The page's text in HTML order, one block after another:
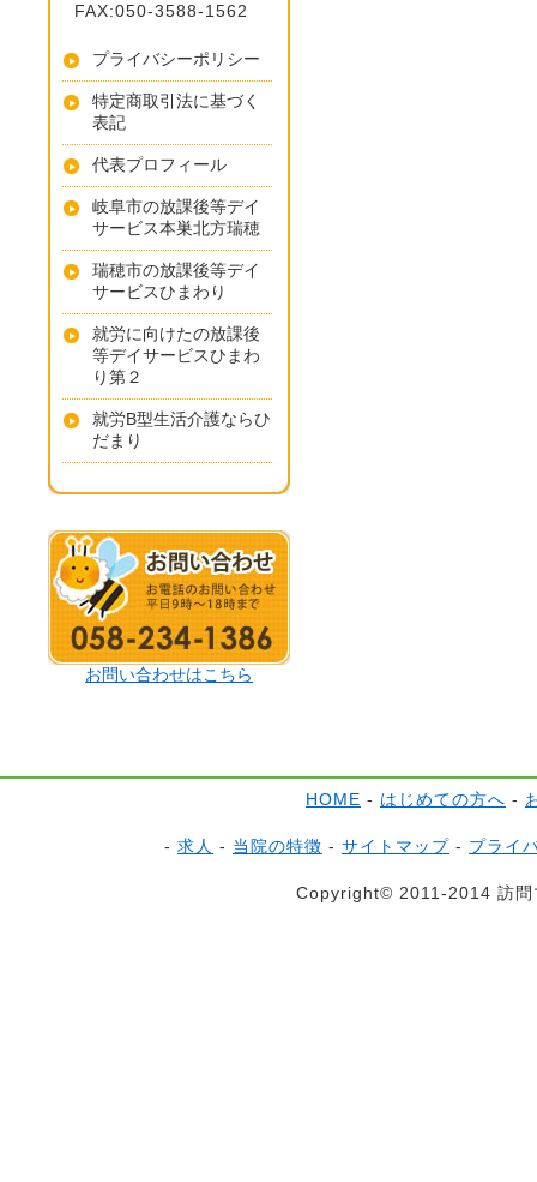
FAX:050-3588-1562
プライバシーポリシー
特定商取引法に基づく
表記
代表プロフィール
岐阜市の放課後等デイ
サービス本巣北方瑞穂
瑞穂市の放課後等デイ
サービスひまわり
就労に向けたの放課後
等デイサービスひまわ
り第２
就労B型生活介護ならひ
だまり
お問い合わせはこちら
HOME - はじめての方へ -
- 求人 - 当院の特徴 - サイトマップ - プライ
Copyright© 2011-2014 訪問